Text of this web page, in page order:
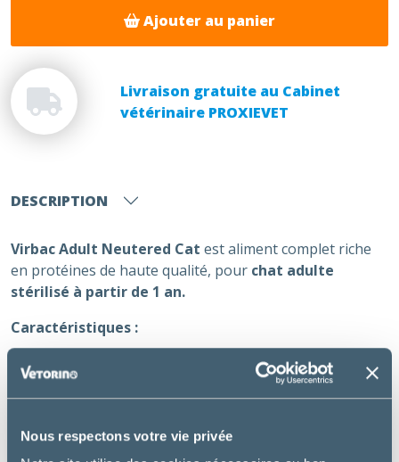
Nous respectons votre vie privée
Ajouter au panier
Livraison gratuite au Cabinet
vétérinaire PROXIEVET
DESCRIPTION
Virbac Adult Neutered Cat est aliment complet riche
en protéines de haute qualité, pour chat adulte
stérilisé à partir de 1 an.
Caractéristiques :
Riche en protéines de haute qualité, dont 90% de
protéines animales (1er ingrédient) et pauvre en
glucides
Haute appétence
Fabrication française sans colorant, ni arôme